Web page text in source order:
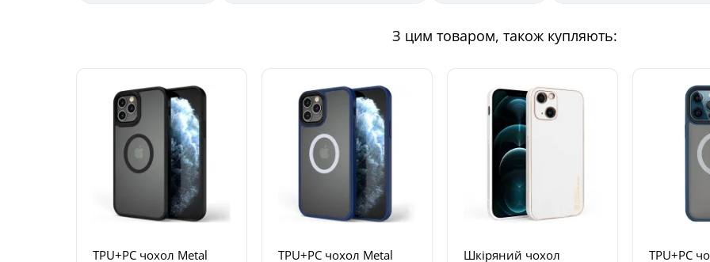
З цим товаром, також купляють:
TPU+PC чохол Metal TPU+PC чохол Metal Шкіряний чохол TPU+PC